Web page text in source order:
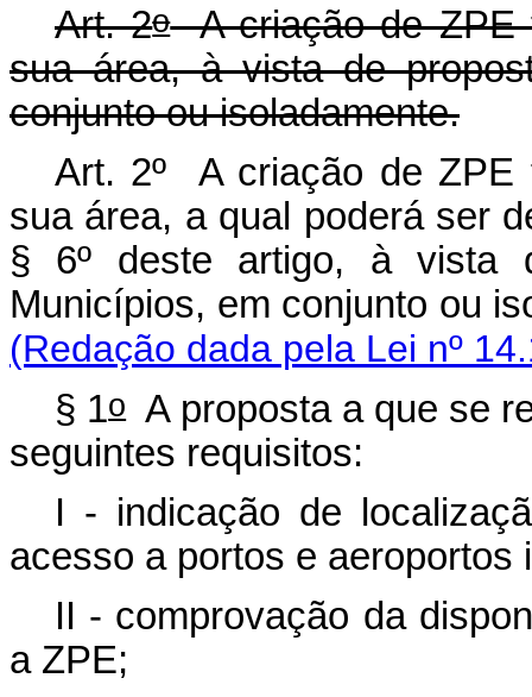
Art. 2oA criação de ZPE
sua área, à vista de
conjunto ou isoladamente.
Art. 2º A criação de ZPE
sua área, a qual poderá ser
§ 6º deste artigo, à vista
Municípios, em conjunto
(Redação dada pela Lei nº
§ 1oA proposta a que se
seguintes requisitos:
I - indicação de
acesso a portos e aeroportos
II - comprovação da
a ZPE;